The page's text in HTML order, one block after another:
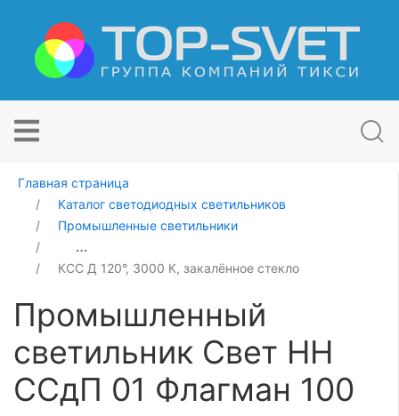
Главная страница
Каталог светодиодных светильников
Промышленные светильники
Промышленный светильник Свет НН ССдП 01
КСС Д 120°, 3000 К, закалённое стекло
Промышленный
светильник Свет НН
ССдП 01 Флагман 100